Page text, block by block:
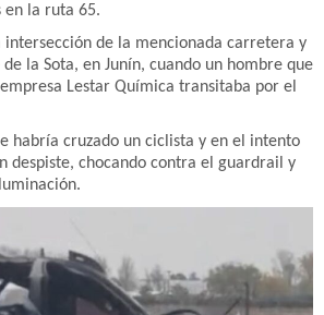
en la ruta 65.
intersección de la mencionada carretera y
la Sota, en Junín, cuando un hombre que
Lestar Química transitaba por el
habría cruzado un ciclista y en el intento
despiste, chocando contra el guardrail y